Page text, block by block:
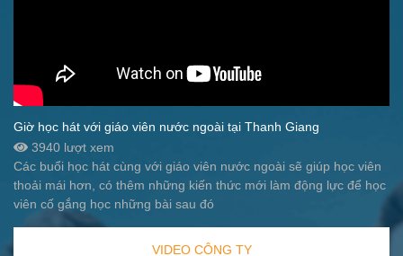
Giờ học hát với giáo viên nước ngoài tại Thanh Giang
3940 lượt xem
Các buổi học hát cùng với giáo viên nước ngoài sẽ giúp học viên
thoải mái hơn, có thêm những kiến thức mới làm động lực để học
viên cố gắng học những bài sau đó
VIDEO CÔNG TY